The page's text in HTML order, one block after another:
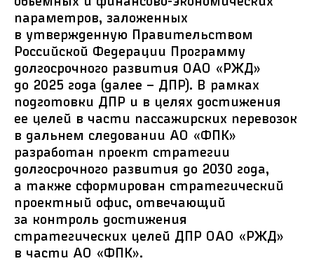
параметров, заложенных
в утвержденную Правительством
Российской Федерации Программу
долгосрочного развития ОАО «РЖД»
до 2025 года (далее – ДПР). В рамках
подготовки ДПР и в целях достижения
ее целей в части пассажирских перевозок
в дальнем следовании АО «ФПК»
разработан проект стратегии
долгосрочного развития до 2030 года,
а также сформирован стратегический
проектный офис, отвечающий
за контроль достижения
стратегических целей ДПР ОАО «РЖД»
в части АО «ФПК».